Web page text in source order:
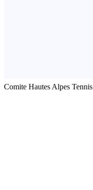
Comite Hautes Alpes Tennis